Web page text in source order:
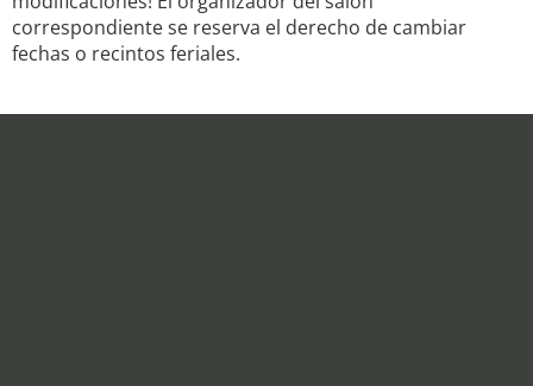
correspondiente se reserva el derecho de cambiar
fechas o recintos feriales.